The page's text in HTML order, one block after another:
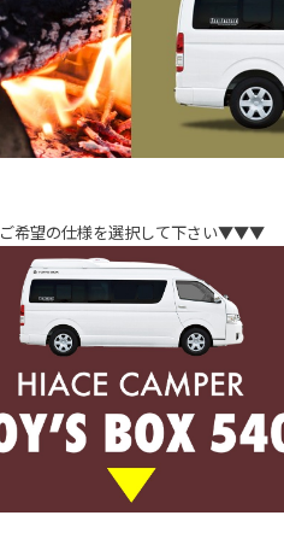
ご希望の仕様を選択して下さい▼▼▼